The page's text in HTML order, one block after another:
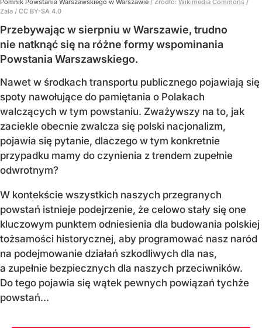
Zala / CC BY-SA 4.0
Przebywając w sierpniu w Warszawie, trudno
nie natknąć się na różne formy wspominania
Powstania Warszawskiego.
Nawet w środkach transportu publicznego pojawiają się
spoty nawołujące do pamiętania o Polakach
walczących w tym powstaniu. Zważywszy na to, jak
zaciekle obecnie zwalcza się polski nacjonalizm,
pojawia się pytanie, dlaczego w tym konkretnie
przypadku mamy do czynienia z trendem zupełnie
odwrotnym?
W kontekście wszystkich naszych przegranych
powstań istnieje podejrzenie, że celowo stały się one
kluczowym punktem odniesienia dla budowania polskiej
tożsamości historycznej, aby programować nasz naród
na podejmowanie działań szkodliwych dla nas,
a zupełnie bezpiecznych dla naszych przeciwników.
Do tego pojawia się wątek pewnych powiązań tychże
powstań...